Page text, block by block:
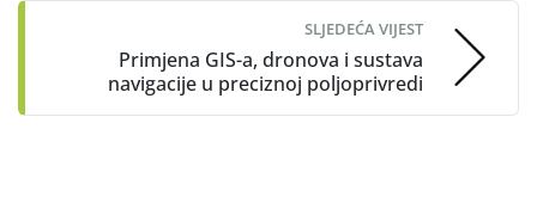
SLJEDEĆA VIJEST
Primjena GIS-a, dronova i sustava
navigacije u preciznoj poljoprivredi